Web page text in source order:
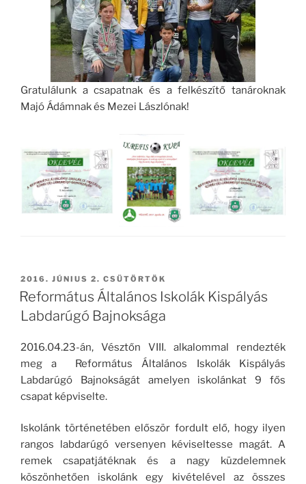
Gratulálunk a csapatnak és a felkészítő tanároknak
Majó Ádámnak és Mezei Lászlónak!
BEKÜLDVE:
2016. JÚNIUS 2. CSÜTÖRTÖK
Református Általános Iskolák Kispályás
Labdarúgó Bajnoksága
2016.04.23-án, Vésztőn VIII. alkalommal rendezték
meg a Református Általános Iskolák Kispályás
Labdarúgó Bajnokságát amelyen iskolánkat 9 fős
csapat képviselte.
Iskolánk történetében először fordult elő, hogy ilyen
rangos labdarúgó versenyen kéviseltesse magát. A
remek csapatjátéknak és a nagy küzdelemnek
köszönhetően iskolánk egy kivételével az összes